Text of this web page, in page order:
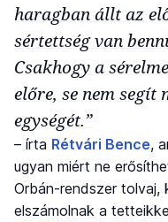
haragban állt az
sértettség van
Csakhogy a
előre, se nem segít
egységét.”
– írta Rétvári Bence,
ugyan miért ne
Orbán-rendszer tolvaj,
elszámolnak a